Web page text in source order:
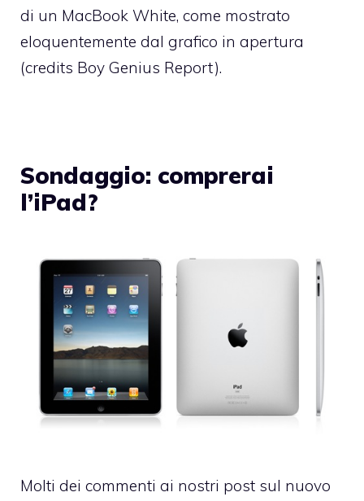
di un MacBook White, come mostrato
eloquentemente dal grafico in apertura
(credits Boy Genius Report).
Sondaggio: comprerai
l’iPad?
Molti dei commenti ai nostri post sul nuovo